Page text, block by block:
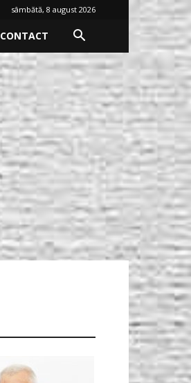
sâmbătă, 8 august 2026
CONTACT